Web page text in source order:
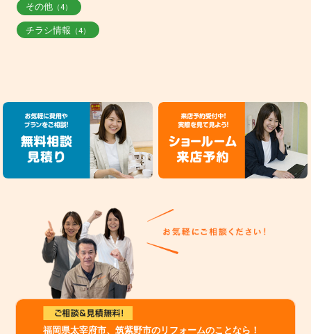
その他（4）
チラシ情報 （4）
福岡県太宰府市、筑紫野市のリフォームのことなら！